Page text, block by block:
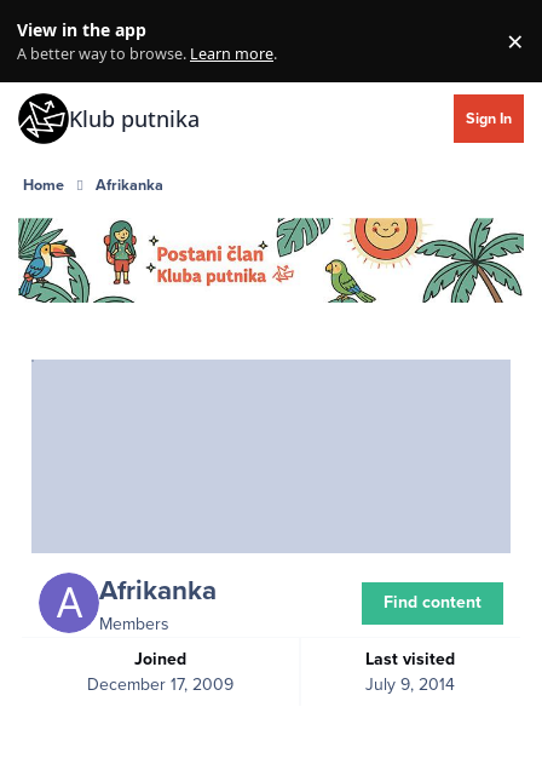
View in the app
A better way to browse. Learn more. ×
Klub putnika Sign In
Home Afrikanka
Afrikanka
Members
Joined
December 17, 2009
Last visited
July 9, 2014
Find content